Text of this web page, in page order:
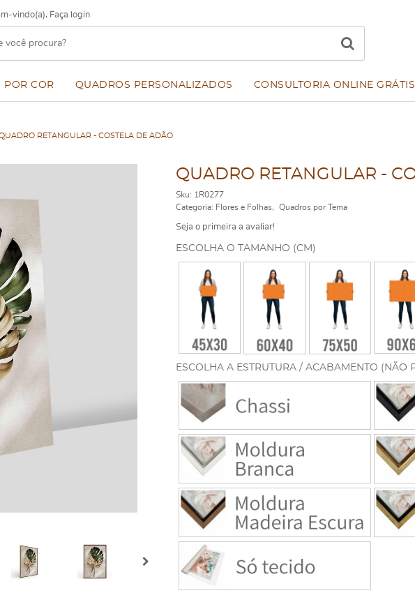
vindo(a), Faça login
POR COR QUADROS PERSONALIZADOS CONSULTORIA ONLINE GRÁTIS
RETANGULAR - COSTELA DE ADÃO
QUADRO RETANGULAR -
Sku: 1R0277
Categoria: Flores e Folhas Quadros por Tema
Seja o primeira a avaliar!
ESCOLHA A ESTRUTURA / ACABAMENTO (NÃO
ESCOLHA O TAMANHO (CM)